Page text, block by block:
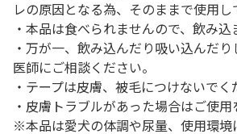
レの原因となる為、そのままで使用し
・本品は食べられませんので、飲み込
・万が一、飲み込んだり吸い込んだ
医師にご相談ください。
・テープは皮膚、被毛につけないでく
・皮膚トラブルがあった場合はご使用
※本品は愛犬の体調や尿量、使用環境